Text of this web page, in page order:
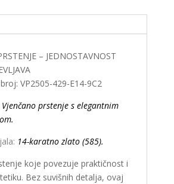
– JEDNOSTAVNOST
VP2505-429-E14-9C2
Vjenčano prstenje s elegantnim
14-karatno zlato (585).
koje povezuje praktičnost i
Bez suvišnih detalja, ovaj